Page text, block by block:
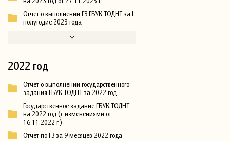
Отчет о выполнении ГЗ ГБУК ТОДНТ за I
полугодие 2023 года
2022 год
Отчет о выполнении государственного
задания ГБУК ТОДНТ за 2022 год
Государственное задание ГБУК ТОДНТ
на 2022 год (с изменениями от
16.11.2022 г.)
Отчет по ГЗ за 9 месяцев 2022 года